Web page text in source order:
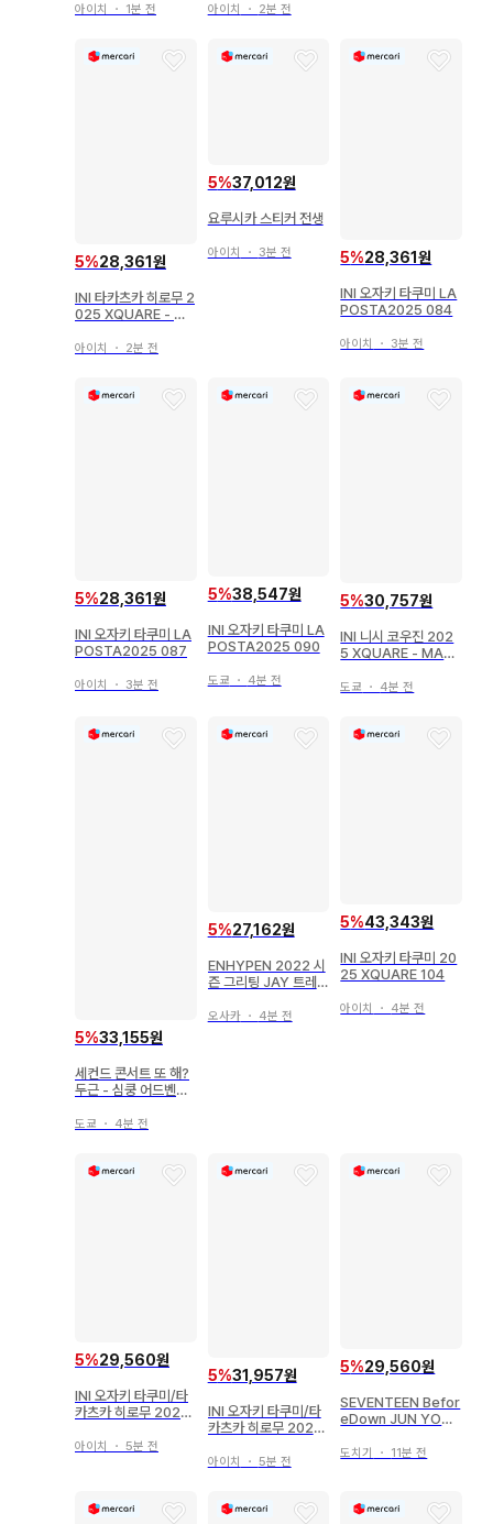
아이치 ・ 1분 전 아이치 ・ 2분 전
5%28,361원
INI 타카츠카 히로무 2
025 XQUARE - MA
아이치 ・ 2분 전
5%37,012원
요루시카 스티커 전생
아이치 ・ 3분 전 5%28,361원
INI 오자키 타쿠미 LA
POSTA2025 084
아이치 ・ 3분 전
5%28,361원
INI 오자키 타쿠미 LA
POSTA2025 087
아이치 ・ 3분 전
5%38,547원
INI 오자키 타쿠미 LA
POSTA2025 090
도쿄 ・ 4분 전
5%30,757원
INI 니시 코우진 202
5 XQUARE - MAS
도쿄 ・ 4분 전
5%33,155원
세컨드 콘서트 또 해?
두근 - 심쿵 어드벤처
바나나
도쿄 ・ 4분 전
5%27,162원
ENHYPEN 2022 시
즌 그리팅 JAY 트레이
오사카・ 4분 전
5%43,343원
INI 오자키 타쿠미 20
25 XQUARE 104
아이치 ・ 4분 전
5%29,560원
INI 오자키 타쿠미/타
카츠카 히로무 2025
아이치 ・ 5분 전
5%31,957원
INI 오자키 타쿠미/타
카츠카 히로무 2025
아이치 ・ 5분 전
5%29,560원
SEVENTEEN Befor
eDown JUN YOU
블랙
도치기 ・ 11분 전